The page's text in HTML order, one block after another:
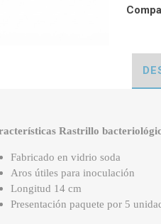
Rastrillo
Fabricado en vidrio soda
Aros útiles para inoculación
Longitud 14 cm
Presentación paquete por 5